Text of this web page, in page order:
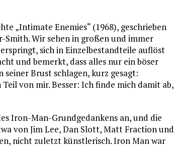
„Intimate Enemies“ (1968), geschrieben
Wir sehen in großen und immer
sich in Einzelbestandteile auflöst
und bemerkt, dass alles nur ein böser
seiner Brust schlagen, kurz gesagt:
von mir. Besser: Ich finde mich damit ab,
Iron-Man-Grundgedankens an, und die
von Jim Lee, Dan Slott, Matt Fraction und
nicht zuletzt künstlerisch. Iron Man war